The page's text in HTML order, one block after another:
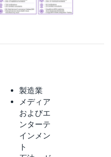
製造業
メディア
およびエ
ンターテ
インメン
ト